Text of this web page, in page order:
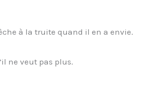
à la truite quand il en a envie.
ne veut pas plus.